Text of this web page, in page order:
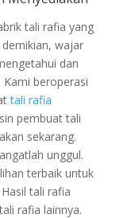
tali rafia yang
wajar
dan
beroperasi
tali rafia
pembuat tali
sekarang.
unggul.
terbaik untuk
tali rafia
rafia lainnya.